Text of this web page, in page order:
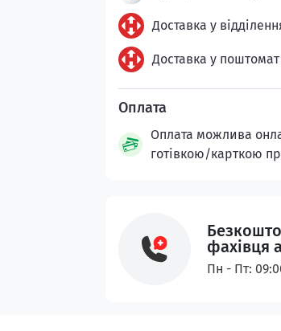
Доставка у
Доставка у
Оплата можлива
готівкою/карткою
фахівця
Пн - Пт: